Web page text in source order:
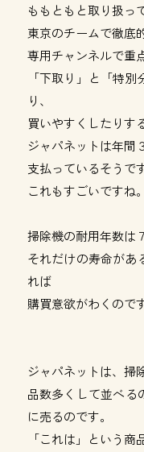
ももともと取り扱っ
東京のチームで徹底
専用チャンネルで重
「下取り」と「特
り、
買いやすくしたりす
ジャパネットは年間
支払っているそうです
これもすごいですね。
掃除機の耐用年数は
それだけの寿命があ
れば
購買意欲がわくので
ジャパネットは、掃
品数多くして並べる
に売るのです。
「これは」という